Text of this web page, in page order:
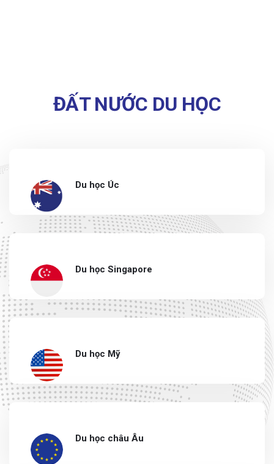
ĐẤT NƯỚC DU HỌC
Du học Úc
Du học Singapore
Du học Mỹ
Du học châu Âu